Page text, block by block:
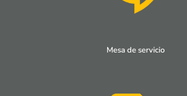
Mesa de servicio